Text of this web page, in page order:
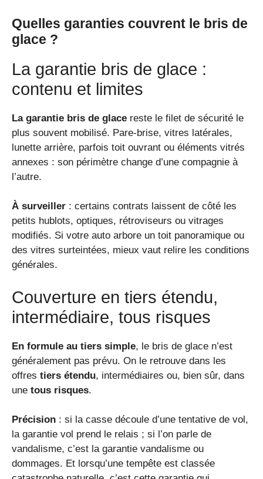
Quelles garanties couvrent le bris de
glace ?
La garantie bris de glace :
contenu et limites
La garantie bris de glace reste le filet de sécurité le
plus souvent mobilisé. Pare-brise, vitres latérales,
lunette arrière, parfois toit ouvrant ou éléments vitrés
annexes : son périmètre change d’une compagnie à
l’autre.
À surveiller : certains contrats laissent de côté les
petits hublots, optiques, rétroviseurs ou vitrages
modifiés. Si votre auto arbore un toit panoramique ou
des vitres surteintées, mieux vaut relire les conditions
générales.
Couverture en tiers étendu,
intermédiaire, tous risques
En formule au tiers simple, le bris de glace n’est
généralement pas prévu. On le retrouve dans les
offres tiers étendu, intermédiaires ou, bien sûr, dans
une tous risques.
Précision : si la casse découle d’une tentative de vol,
la garantie vol prend le relais ; si l’on parle de
vandalisme, c’est la garantie vandalisme ou
dommages. Et lorsqu’une tempête est classée